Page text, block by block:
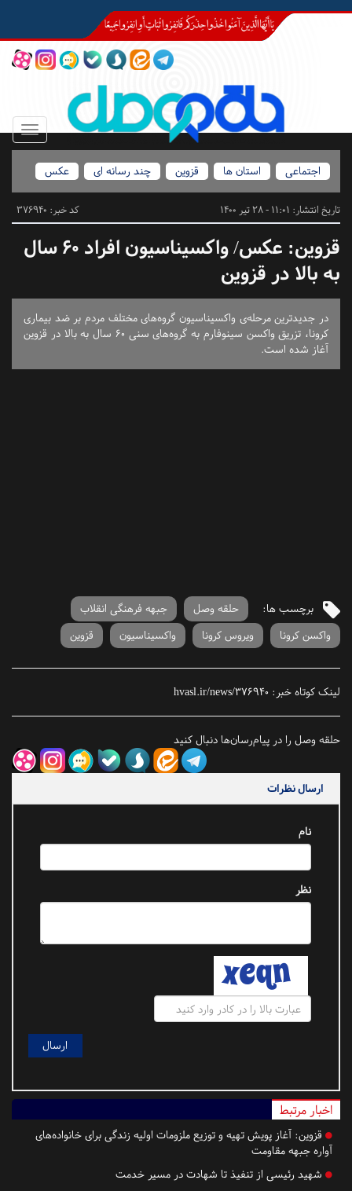
Toggle
اجتماعی
استان ها قزوین چند رسانه ای عکس
تاریخ انتشار: 11:01 - 28 تیر 1400 کد خبر: 376940
قزوین:
عکس/ واکسیناسیون افراد ۶۰ سال
به بالا در قزوین
در جدیدترین مرحله‌ی واکسیناسیون گروه‌های مختلف مردم بر ضد بیماری
کرونا، تزریق واکسن سینوفارم به گروه‌های سنی ۶۰ سال به بالا در قزوین
آغاز شده است.
برچسب ها: حلقه وصل
جبهه فرهنگی انقلاب
واکسن کرونا
ویروس کرونا واکسیناسیون قزوین
لینک کوتاه خبر: hvasl.ir/news/376940
حلقه وصل را در پیام‌رسان‌ها دنبال کنید
ارسال نظرات
نام
نظر
اخبار مرتبط
قزوین: آغاز پویش تهیه و توزیع ملزومات اولیه زندگی برای خانواده‌های
آواره جبهه مقاومت
شهید رئیسی از تنفیذ تا شهادت در مسیر خدمت